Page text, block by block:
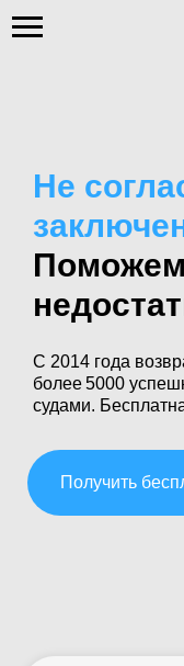
Не
Поможем
С 2014 года
более 5000
судами.
Получить